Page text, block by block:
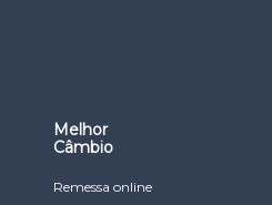
Melhor
Câmbio
Remessa online